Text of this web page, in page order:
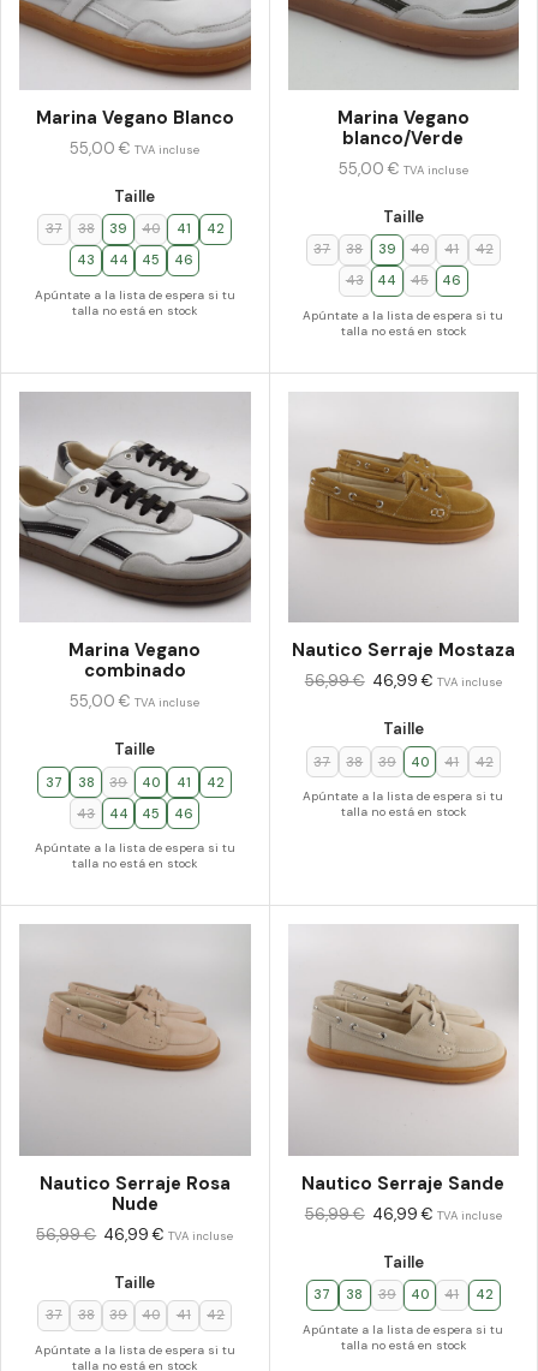
Marina Vegano Blanco
Taille
37 38 39 40 41
42
43
44 45 46
Apúntate a la lista de espera si tu
talla no está en stock
55,00€ TVA incluse
Marina Vegano
blanco/Verde
Taille
37 38 39 40 41
42
43
44 45 46
Apúntate a la lista de espera si tu
talla no está en stock
55,00 € TVA incluse
Marina Vegano
combinado
Taille
37 38 39 40 41
42
43
44 45 46
Apúntate a la lista de espera si tu
talla no está en stock
55,00€ TVA incluse
Nautico Serraje Mostaza
Taille
37 38 39 40 41 42
Apúntate a la lista de espera si tu
talla no está en stock
56,99€ 46,99€ TVA incluse
Nautico Serraje Rosa
Nude
Taille
37 38 39 40 41 42
Apúntate a la lista de espera si tu
talla no está en stock
56,99€ 46,99€ TVA incluse
Nautico Serraje Sande
Taille
37 38 39 40 41 42
Apúntate a la lista de espera si tu
talla no está en stock
56,99€ 46,99€ TVA incluse